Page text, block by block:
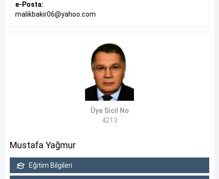
e-Posta:
malikbakir06@yahoo.com
Üye Sicil No
4213
Mustafa Yağmur
Eğitim Bilgileri